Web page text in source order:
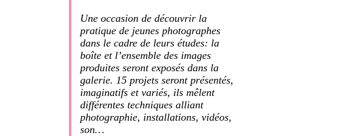
Une occasion de découvrir la
pratique de jeunes photographes
dans le cadre de leurs études: la
boîte et l’ensemble des images
produites seront exposés dans la
galerie. 15 projets seront présentés,
imaginatifs et variés, ils mêlent
différentes techniques alliant
photographie, installations, vidéos,
son…